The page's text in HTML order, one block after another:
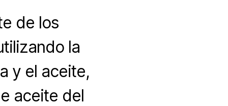
de los
la
y el aceite,
aceite del